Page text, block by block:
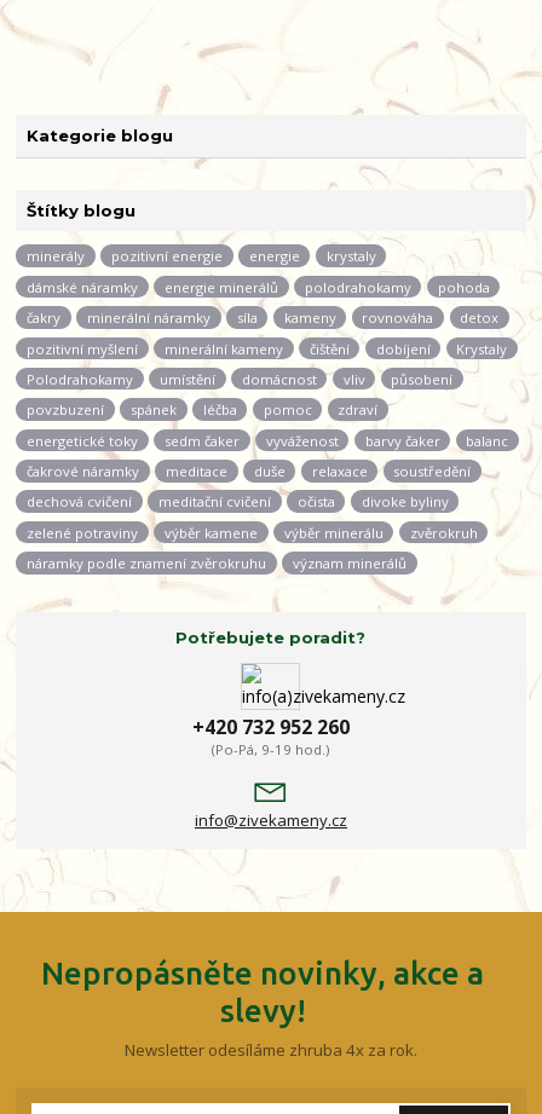
Kategorie blogu
Štítky blogu
minerály pozitivní energie energie
krystaly
dámské náramky
energie minerálů polodrahokamy
pohoda
čakry
minerální náramky síla kameny rovnováha
detox
pozitivní myšlení
minerální kameny čištění dobíjení
Krystaly
Polodrahokamy
umístění domácnost vliv
působení
povzbuzení
spánek léčba pomoc
zdraví
energetické toky
sedm čaker vyváženost barvy čaker
balanc
čakrové náramky
meditace duše relaxace
soustředění
dechová cvičení
meditační cvičení očista
divoke byliny
zelené potraviny
výběr kamene výběr minerálu
zvěrokruh
náramky podle znamení zvěrokruhu
význam minerálů
Potřebujete poradit?
+420 732 952 260
(Po-Pá, 9-19 hod.)
info@zivekameny.cz
Nepropásněte novinky, akce a
slevy!
Newsletter odesíláme zhruba 4x za rok.